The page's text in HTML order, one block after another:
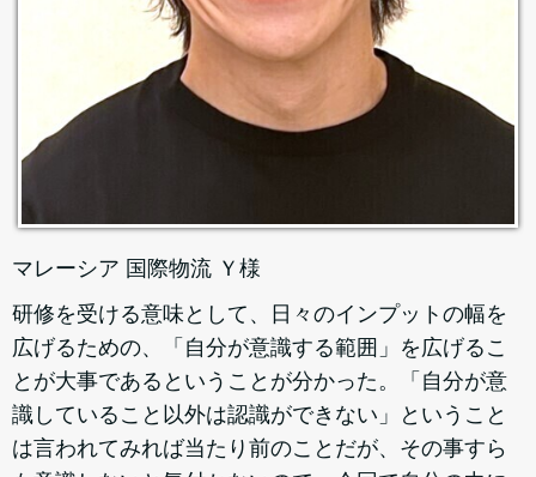
マレーシア 国際物流 Ｙ様
研修を受ける意味として、日々のインプットの幅を
広げるための、「自分が意識する範囲」を広げるこ
とが大事であるということが分かった。「自分が意
識していること以外は認識ができない」ということ
は言われてみれば当たり前のことだが、その事すら